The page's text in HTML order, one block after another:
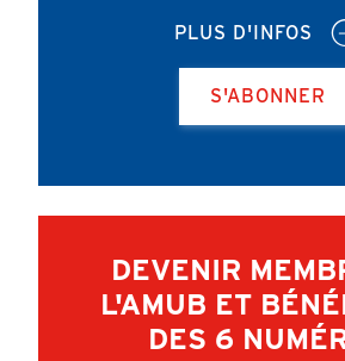
PLUS D'INFOS
S'ABONNER
DEVENIR
L'AMUB ET
DES 6